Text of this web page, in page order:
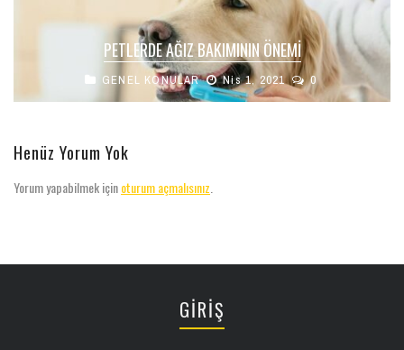
PETLERDE AĞIZ BAKIMININ ÖNEMI
GENEL KONULAR Nis 1, 2021 0
Henüz Yorum Yok
Yorum yapabilmek içinoturum açmalısınız
GİRİŞ